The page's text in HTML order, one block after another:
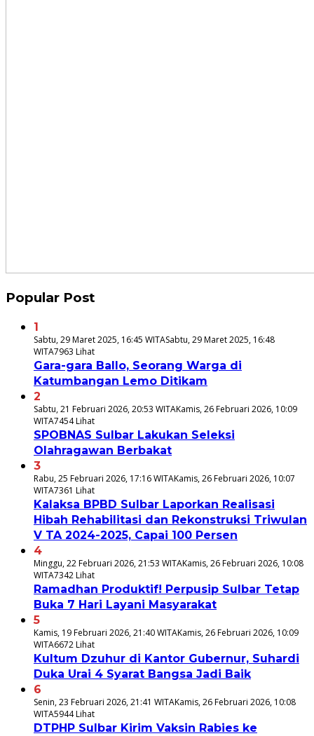
Popular Post
1
Sabtu, 29 Maret 2025, 16:45 WITASabtu, 29 Maret 2025, 16:48
WITA7963 Lihat
Gara-gara Ballo, Seorang Warga di
Katumbangan Lemo Ditikam
2
Sabtu, 21 Februari 2026, 20:53 WITAKamis, 26 Februari 2026, 10:09
WITA7454 Lihat
SPOBNAS Sulbar Lakukan Seleksi
Olahragawan Berbakat
3
Rabu, 25 Februari 2026, 17:16 WITAKamis, 26 Februari 2026, 10:07
WITA7361 Lihat
Kalaksa BPBD Sulbar Laporkan Realisasi
Hibah Rehabilitasi dan Rekonstruksi Triwulan
V TA 2024-2025, Capai 100 Persen
4
Minggu, 22 Februari 2026, 21:53 WITAKamis, 26 Februari 2026, 10:08
WITA7342 Lihat
Ramadhan Produktif! Perpusip Sulbar Tetap
Buka 7 Hari Layani Masyarakat
5
Kamis, 19 Februari 2026, 21:40 WITAKamis, 26 Februari 2026, 10:09
WITA6672 Lihat
Kultum Dzuhur di Kantor Gubernur, Suhardi
Duka Urai 4 Syarat Bangsa Jadi Baik
6
Senin, 23 Februari 2026, 21:41 WITAKamis, 26 Februari 2026, 10:08
WITA5944 Lihat
DTPHP Sulbar Kirim Vaksin Rabies ke